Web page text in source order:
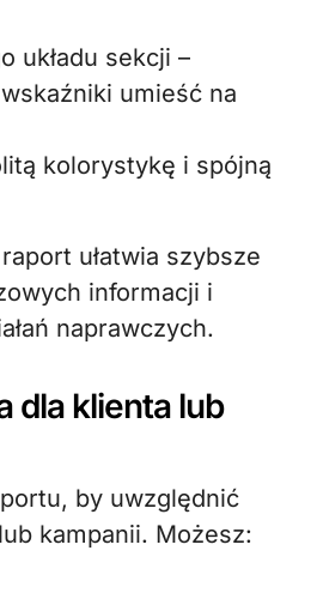
układu sekcji –
umieść na
kolorystykę i spójną
ułatwia szybsze
informacji i
naprawczych.
dla klienta lub
by uwzględnić
kampanii. Możesz: